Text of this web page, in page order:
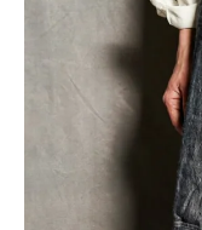
NEW ARRIVAL
ARCH EXCLUSIVE